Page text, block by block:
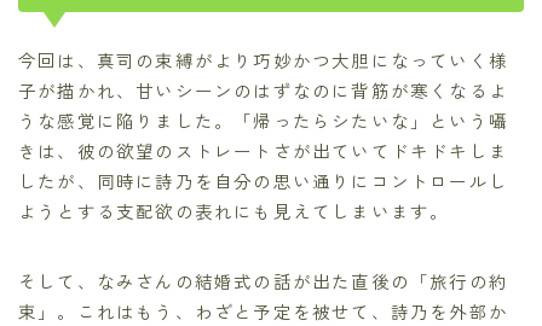
今回は、真司の束縛がより巧妙かつ大胆になっていく様
子が描かれ、甘いシーンのはずなのに背筋が寒くなるよ
うな感覚に陥りました。「帰ったらシたいな」という囁
きは、彼の欲望のストレートさが出ていてドキドキしま
したが、同時に詩乃を自分の思い通りにコントロールし
ようとする支配欲の表れにも見えてしまいます。
そして、なみさんの結婚式の話が出た直後の「旅行の約
束」。これはもう、わざと予定を被せて、詩乃を外部か